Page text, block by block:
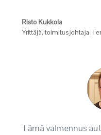
Risto Kukkola
Yrittäjä, toimitusjohtaja,
Tämä valmennus